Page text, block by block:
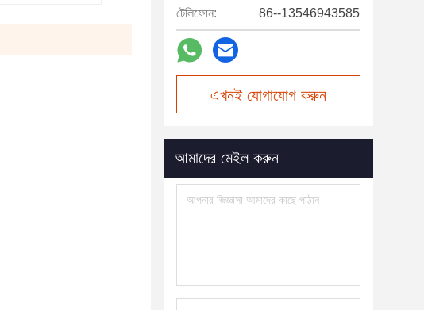
টেলিফোন: 86--13546943585
এখনই যোগাযোগ করুন
আমাদের মেইল করুন